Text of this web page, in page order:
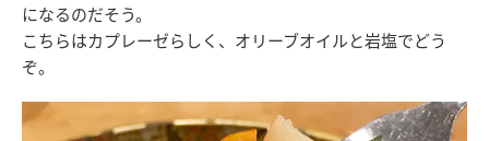
になるのだそう。
こちらはカプレーゼらしく、オリーブオイルと岩塩でどう
ぞ。